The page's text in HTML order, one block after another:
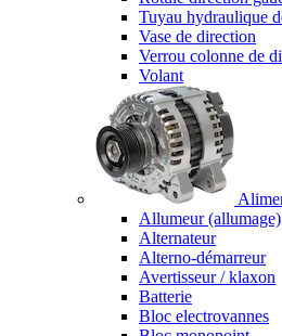
Tuyau hydraulique
Vase de direction
Verrou colonne de
Volant
Allumeur (allumage)
Alternateur
Alterno-démarreur
Avertisseur / klaxon
Batterie
Bloc electrovannes